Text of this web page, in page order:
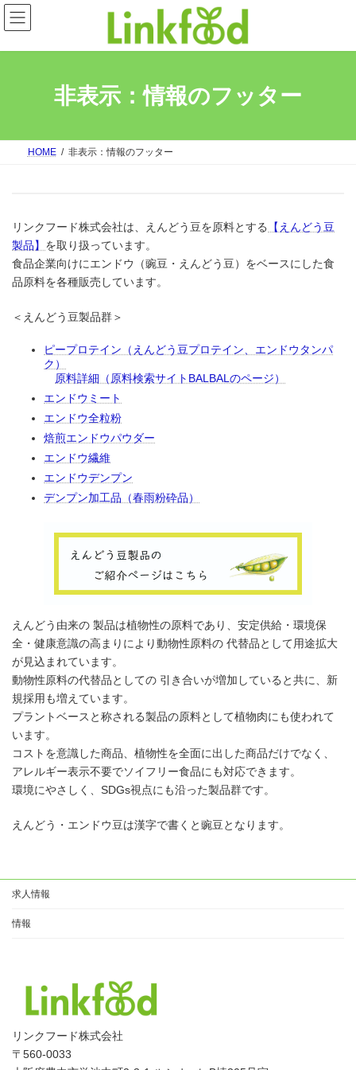
コ
ン
テ
ン
ナ
ビ
ゲ
ー
非表示：情報のフッター
HOME 非表示：情報のフッター
リンクフード株式会社は、えんどう豆を原料とする
【えんどう豆
製品】 を取り扱っています。
食品企業向けにエンドウ（豌豆・えんどう豆）をベースにした食
品原料を各種販売しています。
＜えんどう豆製品群＞
ピープロテイン（えんどう豆プロテイン、エンドウタンパ
ク）
原料詳細（原料検索サイトBALBALのページ）
エンドウミート
エンドウ全粒粉
焙煎エンドウパウダー
エンドウ繊維
エンドウデンプン
デンプン加工品（春雨粉砕品）
えんどう由来の 製品は植物性の原料であり、安定供給・環境保
全・健康意識の高まりにより動物性原料の 代替品として用途拡大
が見込まれています。
動物性原料の代替品としての 引き合いが増加していると共に、新
規採用も増えています。
プラントベースと称される製品の原料として植物肉にも使われて
います。
コストを意識した商品、植物性を全面に出した商品だけでなく、
アレルギー表示不要でソイフリー食品にも対応できます。
環境にやさしく、SDGs視点にも沿った製品群です。
えんどう・エンドウ豆は漢字で書くと豌豆となります。
求人情報
情報
リンクフード株式会社
〒560-0033